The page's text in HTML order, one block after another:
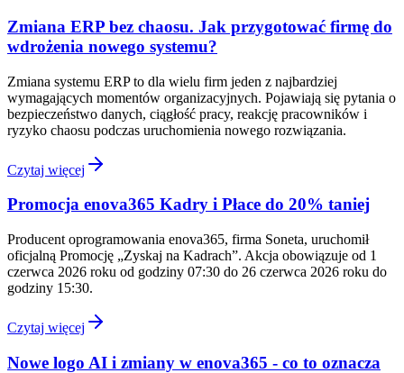
Zmiana ERP bez chaosu. Jak przygotować firmę do
wdrożenia nowego systemu?
Zmiana systemu ERP to dla wielu firm jeden z najbardziej
wymagających momentów organizacyjnych. Pojawiają się pytania o
bezpieczeństwo danych, ciągłość pracy, reakcję pracowników i
ryzyko chaosu podczas uruchomienia nowego rozwiązania.
Czytaj więcej
Promocja enova365 Kadry i Płace do 20% taniej
Producent oprogramowania enova365, firma Soneta, uruchomił
oficjalną Promocję „Zyskaj na Kadrach”. Akcja obowiązuje od 1
czerwca 2026 roku od godziny 07:30 do 26 czerwca 2026 roku do
godziny 15:30.
Czytaj więcej
Nowe logo AI i zmiany w enova365 - co to oznacza